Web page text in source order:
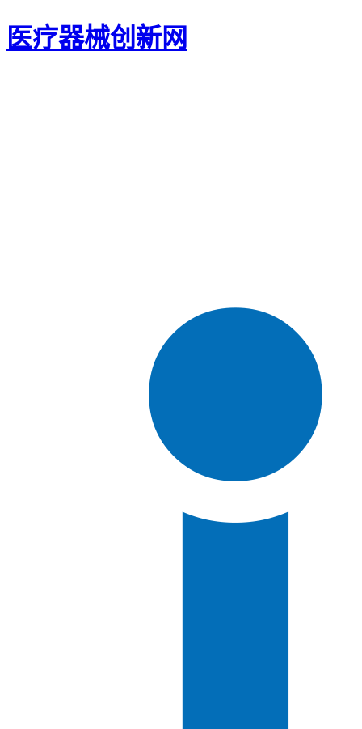
医疗器械创新网